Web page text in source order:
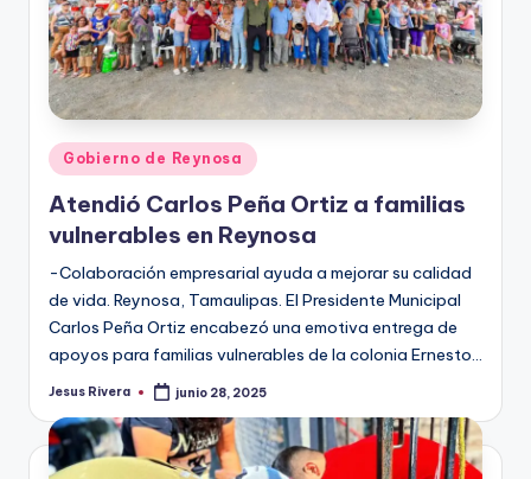
Publicado
en
Gobierno de Reynosa
Atendió Carlos Peña Ortiz a familias
vulnerables en Reynosa
-Colaboración empresarial ayuda a mejorar su calidad
de vida. Reynosa, Tamaulipas. El Presidente Municipal
Carlos Peña Ortiz encabezó una emotiva entrega de
apoyos para familias vulnerables de la colonia Ernesto…
Publicado
Jesus Rivera junio 28, 2025